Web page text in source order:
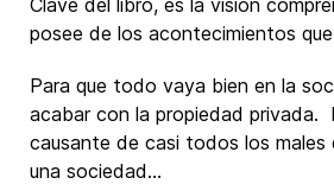
Clave del libro, es la visión
posee de los acontecimientos
Para que todo vaya bien en la
acabar con la propiedad privada.
causante de casi todos los males
una sociedad…